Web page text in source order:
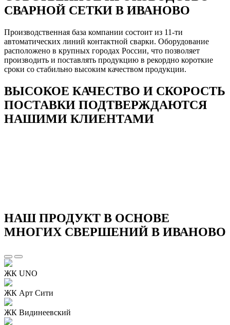
СВАРНОЙ СЕТКИ В ИВАНОВО
Производственная база компании состоит из 11-ти
автоматических линий контактной сварки. Оборудование
расположено в крупных городах России, что позволяет
производить и поставлять продукцию в рекордно короткие
сроки со стабильно высоким качеством продукции.
ВЫСОКОЕ КАЧЕСТВО И СКОРОСТЬ
ПОСТАВКИ ПОДТВЕРЖДАЮТСЯ
НАШИМИ КЛИЕНТАМИ
НАШ ПРОДУКТ В ОСНОВЕ
МНОГИХ СВЕРШЕНИЙ В ИВАНОВО
ЖК UNO
ЖК Арт Сити
ЖК Видинеевский